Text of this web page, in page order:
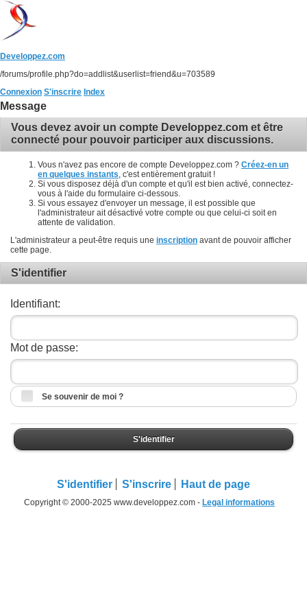
Developpez.com
/forums/profile.php?do=addlist&userlist=friend&u=703589
Connexion S'inscrire Index
Message
Vous devez avoir un compte Developpez.com et être
connecté pour pouvoir participer aux discussions.
Vous n'avez pas encore de compte Developpez.com ? Créez-en un
en quelques instants , c'est entièrement gratuit !
Si vous disposez déjà d'un compte et qu'il est bien activé, connectez-
vous à l'aide du formulaire ci-dessous.
Si vous essayez d'envoyer un message, il est possible que
l'administrateur ait désactivé votre compte ou que celui-ci soit en
attente de validation.
L'administrateur a peut-être requis une inscription avant de pouvoir afficher
cette page.
S'identifier
Identifiant:
Mot de passe:
Se souvenir de moi ?
S'identifier
S'identifier S'inscrire Haut de page
Copyright © 2000-2025 www.developpez.com - Legal informations